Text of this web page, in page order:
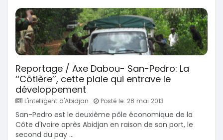
Reportage / Axe Dabou- San-Pedro: La
‘‘Côtière’’, cette plaie qui entrave le
développement
L'intelligent d'Abidjan Posté le: 28 mai 2013
San-Pedro est le deuxième pôle économique de la
Côte d'Ivoire après Abidjan en raison de son port, le
second du pay ...